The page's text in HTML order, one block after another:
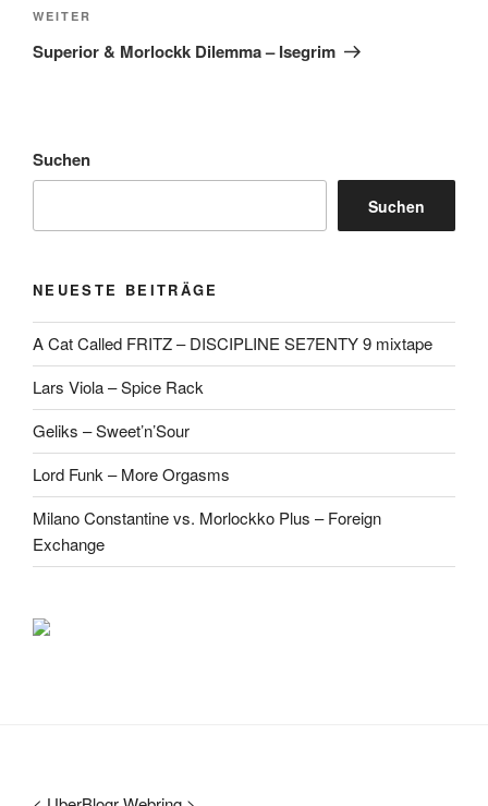
Nächster
Beitrag
WEITER
Superior & Morlockk Dilemma – Isegrim
Suchen
Suchen
NEUESTE BEITRÄGE
A Cat Called FRITZ – DISCIPLINE SE7ENTY 9 mixtape
Lars Viola – Spice Rack
Geliks – Sweet’n’Sour
Lord Funk – More Orgasms
Milano Constantine vs. Morlockko Plus – Foreign
Exchange